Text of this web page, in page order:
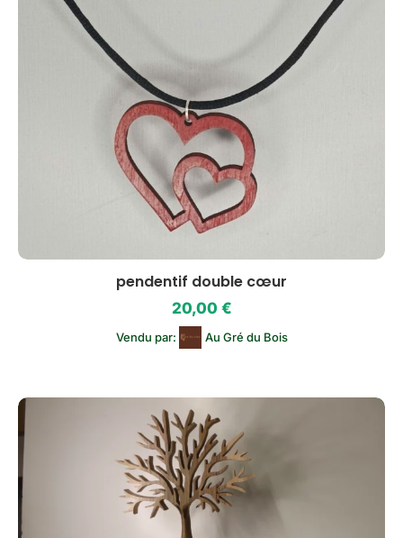
pendentif double cœur
20,00 €
Vendu par: Au Gré du Bois